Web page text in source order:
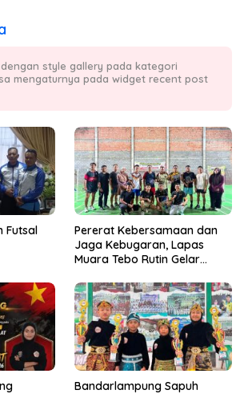
style gallery pada kategori
mengaturnya pada widget recent post
Futsal
Pererat Kebersamaan dan
Jaga Kebugaran, Lapas
Muara Tebo Rutin Gelar
Bandarlampung Sapuh